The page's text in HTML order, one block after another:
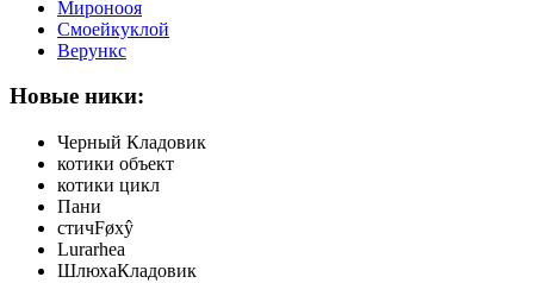
Миронооя
Смоейкуклой
Верункс
Новые ники:
Черный Кладовик
котики объект
котики цикл
Пани
стичFøxŷ
Lurarhea
ШлюхаКладовик